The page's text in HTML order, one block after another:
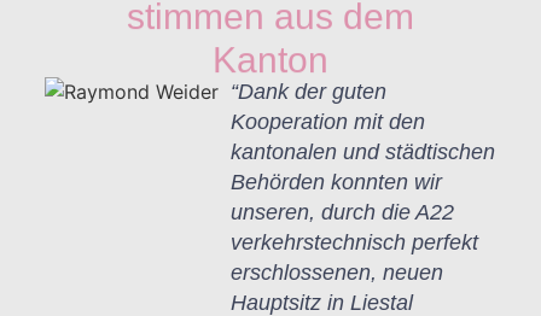
stimmen aus dem
Kanton
“Dank der guten
Kooperation mit den
kantonalen und städtischen
Behörden konnten wir
unseren, durch die A22
verkehrstechnisch perfekt
erschlossenen, neuen
Hauptsitz in Liestal